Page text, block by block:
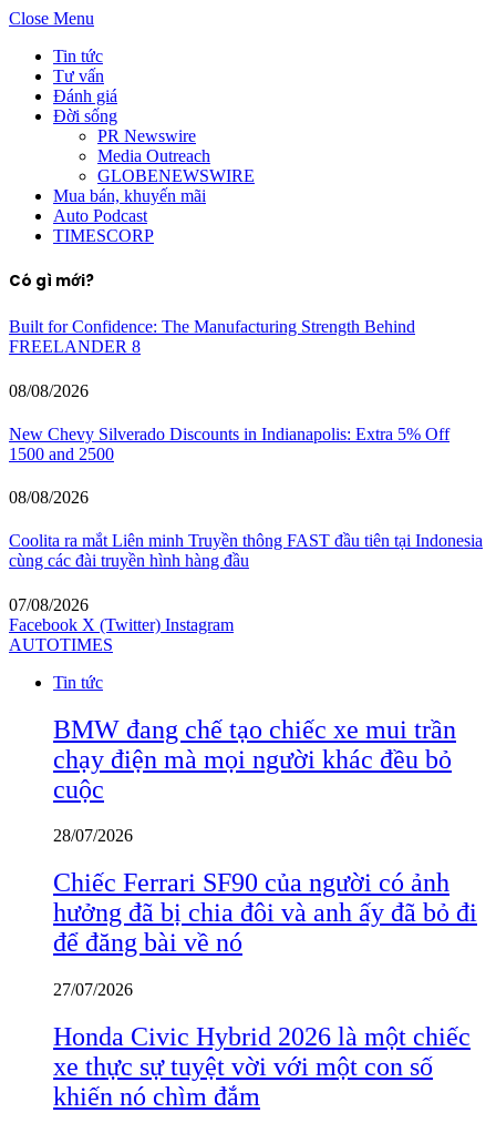
Close Menu
Tin tức
Tư vấn
Đánh giá
Đời sống
PR Newswire
Media Outreach
GLOBENEWSWIRE
Mua bán, khuyến mãi
Auto Podcast
TIMESCORP
Có gì mới?
Built for Confidence: The Manufacturing Strength Behind
FREELANDER 8
08/08/2026
New Chevy Silverado Discounts in Indianapolis: Extra 5% Off
1500 and 2500
08/08/2026
Coolita ra mắt Liên minh Truyền thông FAST đầu tiên tại Indonesia
cùng các đài truyền hình hàng đầu
07/08/2026
Facebook X (Twitter) Instagram
AUTOTIMES
Tin tức
BMW đang chế tạo chiếc xe mui trần
chạy điện mà mọi người khác đều bỏ
cuộc
28/07/2026
Chiếc Ferrari SF90 của người có ảnh
hưởng đã bị chia đôi và anh ấy đã bỏ đi
để đăng bài về nó
27/07/2026
Honda Civic Hybrid 2026 là một chiếc
xe thực sự tuyệt vời với một con số
khiến nó chìm đắm